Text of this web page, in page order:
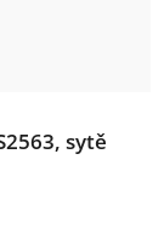
sytě